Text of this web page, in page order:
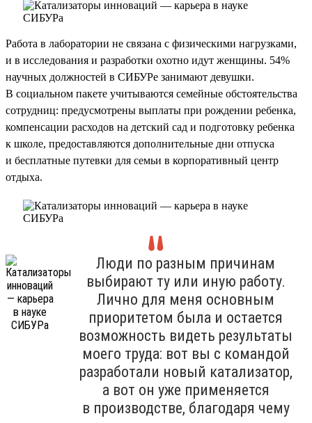
Работа в лаборатории не связана с физическими нагрузками,
и в исследования и разработки охотно идут женщины. 54%
научных должностей в СИБУРе занимают девушки.
В социальном пакете учитываются семейные обстоятельства
сотрудниц: предусмотрены выплаты при рождении ребенка,
компенсации расходов на детский сад и подготовку ребенка
к школе, предоставляются дополнительные дни отпуска
и бесплатные путевки для семьи в корпоративный центр
отдыха.
Люди по разным причинам
выбирают ту или иную работу.
Лично для меня основным
приоритетом была и остается
возможность видеть результаты
моего труда: вот вы с командой
разработали новый катализатор,
а вот он уже применяется
в производстве, благодаря чему